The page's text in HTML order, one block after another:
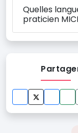
Quelles
praticien